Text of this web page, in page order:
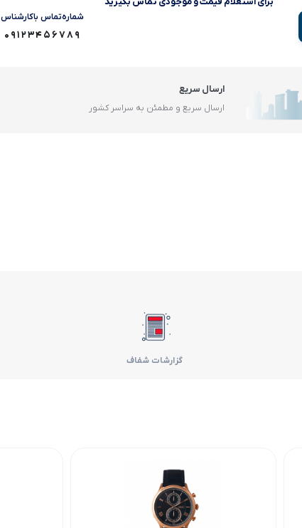
آرام پز
توستر
قهوه ساز
مایکروویو
مخلوط کن
شماره‌تماس‌ با‌کارشناس
09123456789
ارسال سریع
ارسال سریع و مطمئن به سراسر کشور
گزارشات شفاف